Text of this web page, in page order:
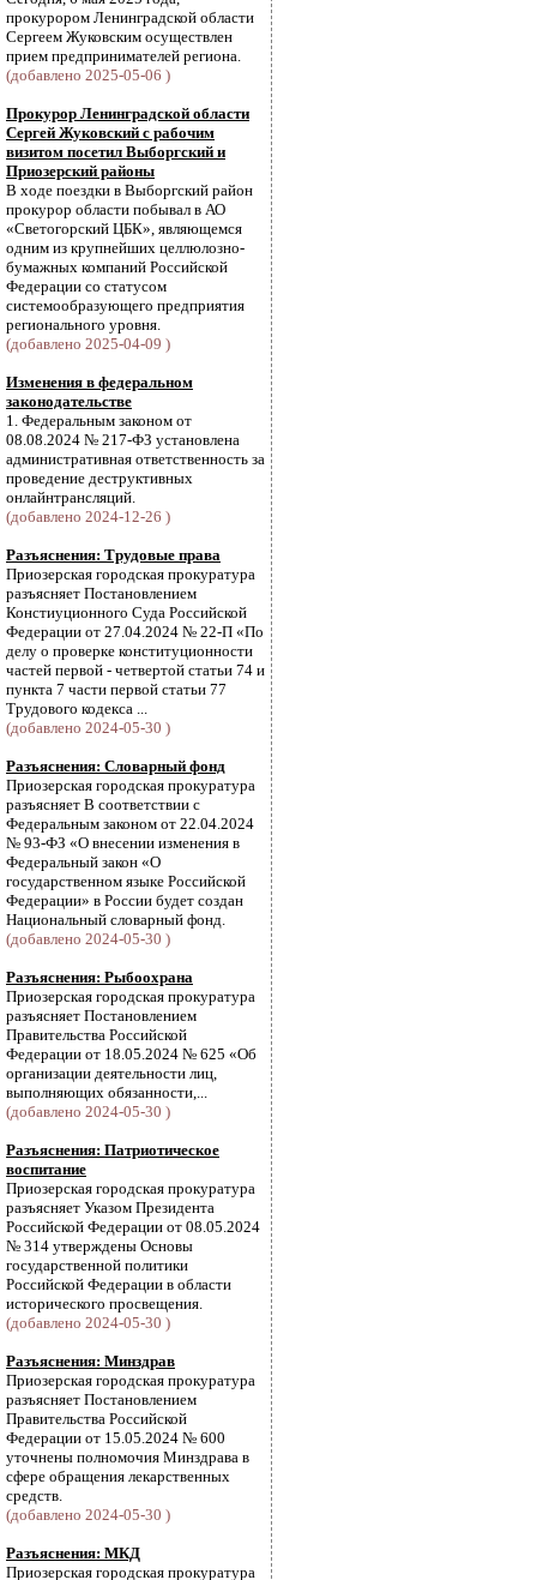
прокурором Ленинградской области
Сергеем Жуковским осуществлен
прием предпринимателей региона.
(добавлено 2025-05-06 )
Прокурор Ленинградской области
Сергей Жуковский с рабочим
визитом посетил Выборгский и
Приозерский районы
В ходе поездки в Выборгский район
прокурор области побывал в АО
«Светогорский ЦБК», являющемся
одним из крупнейших целлюлозно-
бумажных компаний Российской
Федерации со статусом
системообразующего предприятия
регионального уровня.
(добавлено 2025-04-09 )
Изменения в федеральном
законодательстве
1. Федеральным законом от
08.08.2024 № 217-ФЗ установлена
административная ответственность за
проведение деструктивных
онлайнтрансляций.
(добавлено 2024-12-26 )
Разъяснения: Трудовые права
Приозерская городская прокуратура
разъясняет Постановлением
Констиуционного Суда Российской
Федерации от 27.04.2024 № 22-П «По
делу о проверке конституционности
частей первой - четвертой статьи 74 и
пункта 7 части первой статьи 77
Трудового кодекса ...
(добавлено 2024-05-30 )
Разъяснения: Словарный фонд
Приозерская городская прокуратура
разъясняет В соответствии с
Федеральным законом от 22.04.2024
№ 93-ФЗ «О внесении изменения в
Федеральный закон «О
государственном языке Российской
Федерации» в России будет создан
Национальный словарный фонд.
(добавлено 2024-05-30 )
Разъяснения: Рыбоохрана
Приозерская городская прокуратура
разъясняет Постановлением
Правительства Российской
Федерации от 18.05.2024 № 625 «Об
организации деятельности лиц,
выполняющих обязанности,...
(добавлено 2024-05-30 )
Разъяснения: Патриотическое
воспитание
Приозерская городская прокуратура
разъясняет Указом Президента
Российской Федерации от 08.05.2024
№ 314 утверждены Основы
государственной политики
Российской Федерации в области
исторического просвещения.
(добавлено 2024-05-30 )
Разъяснения: Минздрав
Приозерская городская прокуратура
разъясняет Постановлением
Правительства Российской
Федерации от 15.05.2024 № 600
уточнены полномочия Минздрава в
сфере обращения лекарственных
средств.
(добавлено 2024-05-30 )
Разъяснения: МКД
Приозерская городская прокуратура